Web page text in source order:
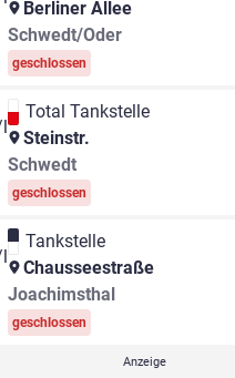
Berliner Allee
Schwedt/Oder
geschlossen
Total Tankstelle
Steinstr.
Schwedt
geschlossen
Tankstelle
Chausseestraße
Joachimsthal
geschlossen